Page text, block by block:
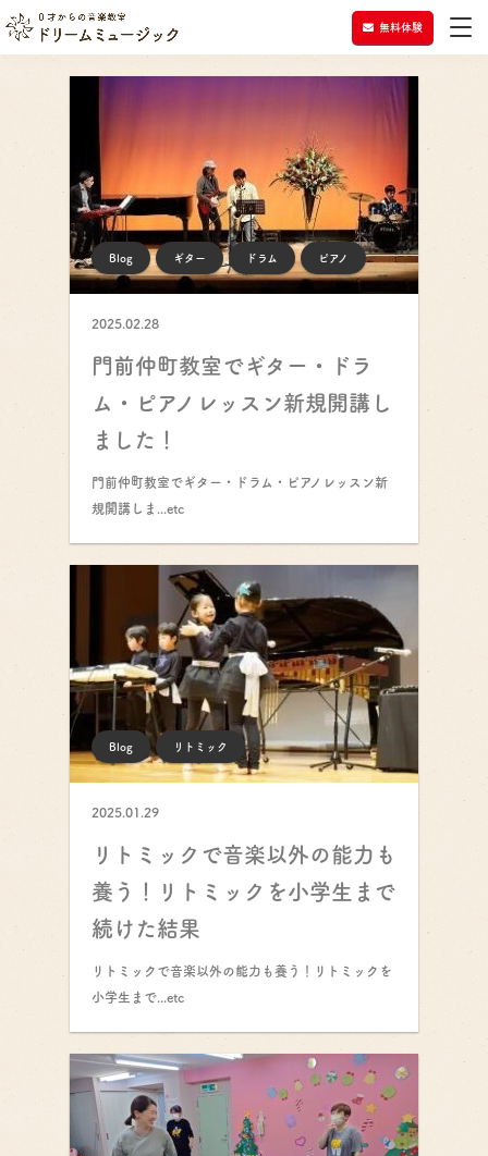
無料体験
Blog ギター ドラム ピアノ
2025.02.28
門前仲町教室でギター・ドラ
ム・ピアノレッスン新規開講し
ました！
門前仲町教室でギター・ドラム・ピアノレッスン新
規開講しま...etc
Blog リトミック
2025.01.29
リトミックで音楽以外の能力も
養う！リトミックを小学生まで
続けた結果
リトミックで音楽以外の能力も養う！リトミックを
小学生まで...etc